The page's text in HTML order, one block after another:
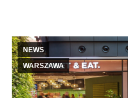
NEWS
WARSZAWA